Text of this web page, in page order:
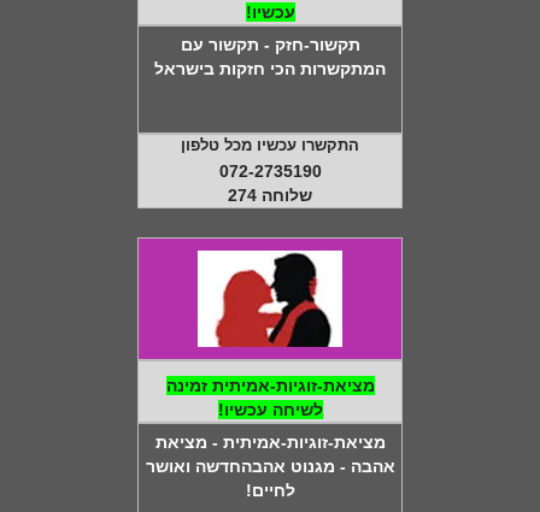
עכשיו!
תקשור-חזק - תקשור עם
המתקשרות הכי חזקות בישראל
התקשרו עכשיו מכל טלפון
072-2735190
שלוחה 274
מציאת-זוגיות-אמיתית זמינה
לשיחה עכשיו!
מציאת-זוגיות-אמיתית - מציאת
אהבה - מגנוט אהבהחדשה ואושר
לחיים!